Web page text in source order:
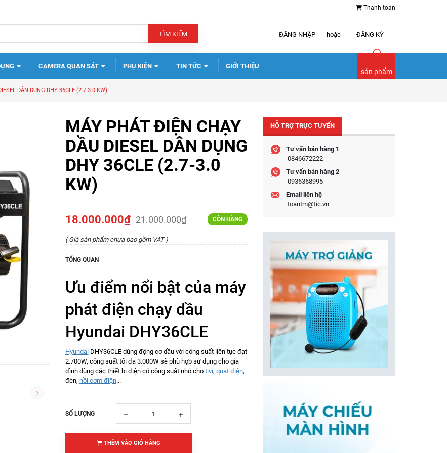
Thanh toán
TÌM KIẾM ĐĂNG NHẬP hoặc ĐĂNG KÝ
CAMERA QUAN SÁT PHỤ KIỆN TIN TỨC GIỚI THIỆU
sản phẩm
DÂN DỤNG DHY 36CLE (2.7-3.0 KW)
MÁY PHÁT ĐIỆN CHẠY
DẦU DIESEL DÂN DỤNG
DHY 36CLE (2.7-3.0
KW)
18.000.000₫ 21.000.000₫ CÒN HÀNG
( Giá sản phẩm chưa bao gồm VAT )
TỔNG QUAN
Ưu điểm nổi bật của máy
phát điện chạy dầu
Hyundai DHY36CLE
HyundaiDHY36CLE dùng động cơ dầu với công suất liên tục đạt
2.700W, công suất tối đa 3.000W sẽ phù hợp sử dụng cho gia
đình dùng các thiết bị điện có công suất nhỏ cho tivi, quạt điện,
đèn, nồi cơm điện...
SỐ LƯỢNG
THÊM VÀO GIỎ HÀNG
HỖ TRỢ TRỰC TUYẾN
Tư vấn bán hàng 1
0846672222
Tư vấn bán hàng 2
0936368995
Email liên hệ
toantm@tic.vn